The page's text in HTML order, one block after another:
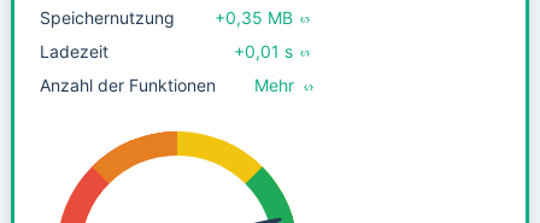
Speichernutzung
+0,35 MB
Ladezeit
+0,01 s
Anzahl der Funktionen
Mehr